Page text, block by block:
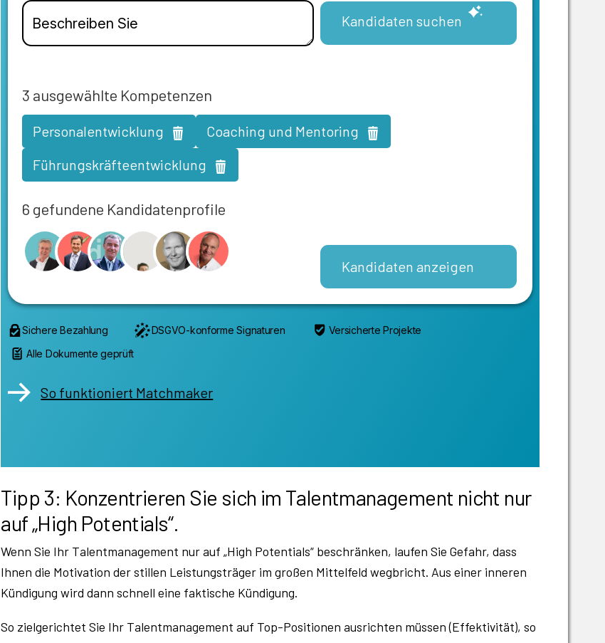
Kandidaten suchen
3 ausgewählte Kompetenzen
Personalentwicklung
Coaching und Mentoring
Führungskräfteentwicklung
6 gefundene Kandidatenprofile
Kandidaten anzeigen
Sichere Bezahlung DSGVO-konforme Signaturen
Versicherte Projekte
Alle Dokumente geprüft
So funktioniert Matchmaker
Tipp 3: Konzentrieren Sie sich im Talentmanagement nicht nur
auf „High Potentials“.
Wenn Sie Ihr Talentmanagement nur auf „High Potentials“ beschränken, laufen Sie Gefahr, dass
Ihnen die Motivation der stillen Leistungsträger im großen Mittelfeld wegbricht. Aus einer inneren
Kündigung wird dann schnell eine faktische Kündigung.
So zielgerichtet Sie Ihr Talentmanagement auf Top-Positionen ausrichten müssen (Effektivität), so